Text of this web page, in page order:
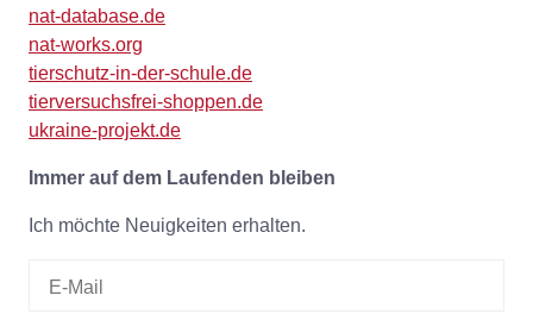
nat-database.de
nat-works.org
tierschutz-in-der-schule.de
tierversuchsfrei-shoppen.de
ukraine-projekt.de
Immer auf dem Laufenden bleiben
Ich möchte Neuigkeiten erhalten.